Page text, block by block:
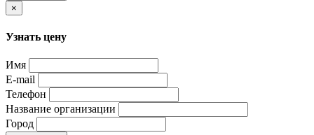
×
Узнать цену
Имя
E-mail
Телефон
Название организации
Город